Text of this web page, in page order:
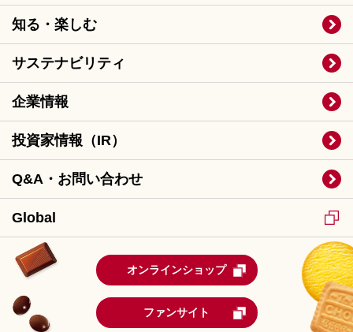
知る・楽しむ
サステナビリティ
企業情報
投資家情報（IR）
Q&A・お問い合わせ
Global
オンラインショップ
ファンサイト